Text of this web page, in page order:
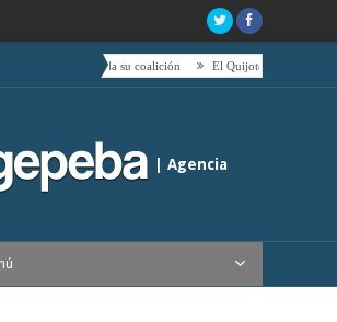
por toda su coalición El Quijote, tetas, timbales y
| Agencia
de Buenos Aires